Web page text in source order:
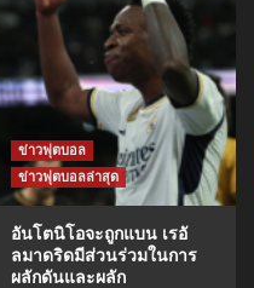
ข่าวฟุตบอล
ข่าวฟุตบอลล่าสุด
อันโตนิโอจะถูกแบน เรอั
ลมาดริดมีส่วนร่วมในการ
ผลักดันและผลัก